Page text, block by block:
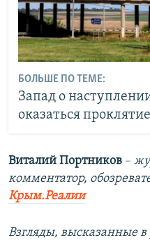
БОЛЬШЕ ПО ТЕМЕ:
Запад о
оказаться
Виталий Портников –
комментатор,
Крым.Реалии
Взгляды, высказанные